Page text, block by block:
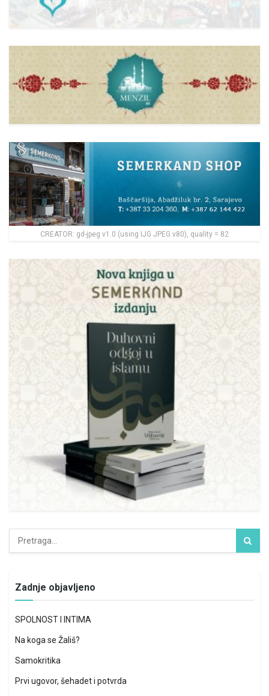
CREATOR: gd-jpeg v1.0 (using IJG JPEG v80), quality = 82
Zadnje objavljeno
SPOLNOST I INTIMA
Na koga se Žališ?
Samokritika
Prvi ugovor, šehadet i potvrda